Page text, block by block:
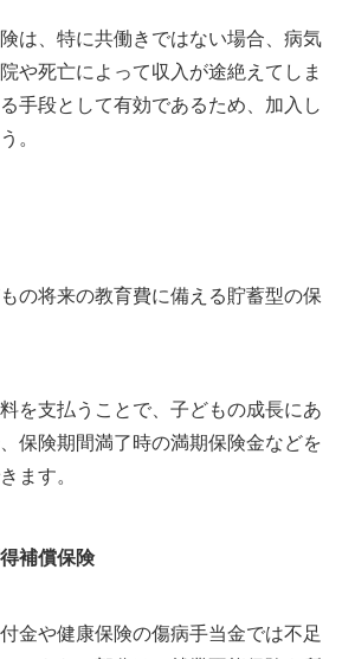
は、特に共働きではない場合、病気
や死亡によって収入が途絶えてしま
手段として有効であるため、加入し
。
の将来の教育費に備える貯蓄型の保
を支払うことで、子どもの成長にあ
保険期間満了時の満期保険金などを
ます。
補償保険
金や健康保険の傷病手当金では不足